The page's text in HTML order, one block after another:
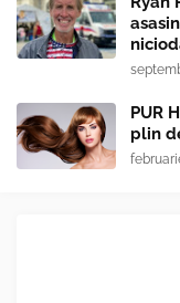
PUR
plin